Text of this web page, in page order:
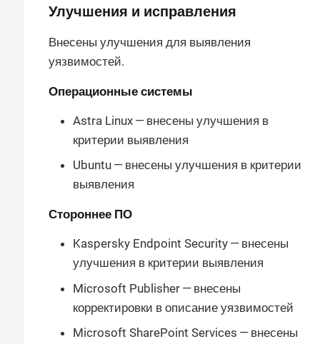
Улучшения и исправления
Внесены улучшения для выявления
уязвимостей.
Операционные системы
Astra Linux — внесены улучшения в
критерии выявления
Ubuntu — внесены улучшения в критерии
выявления
Стороннее ПО
Kaspersky Endpoint Security — внесены
улучшения в критерии выявления
Microsoft Publisher — внесены
корректировки в описание уязвимостей
Microsoft SharePoint Services — внесены